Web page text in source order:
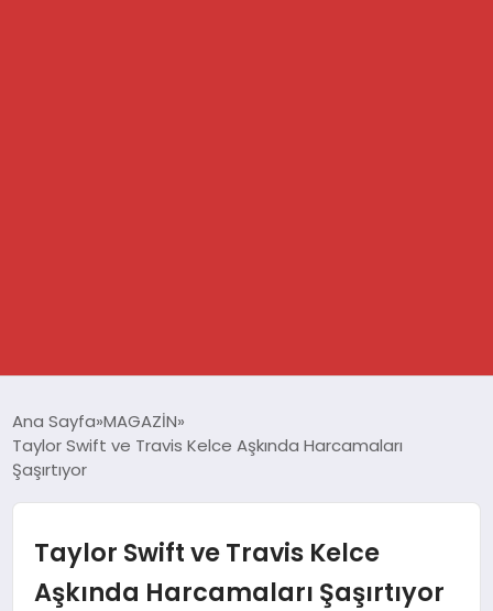
SPOR
EKONOMİ
Ana Sayfa MAGAZİN
Taylor Swift ve Travis Kelce Aşkında Harcamaları
Şaşırtıyor
Taylor Swift ve Travis Kelce
Aşkında Harcamaları Şaşırtıyor